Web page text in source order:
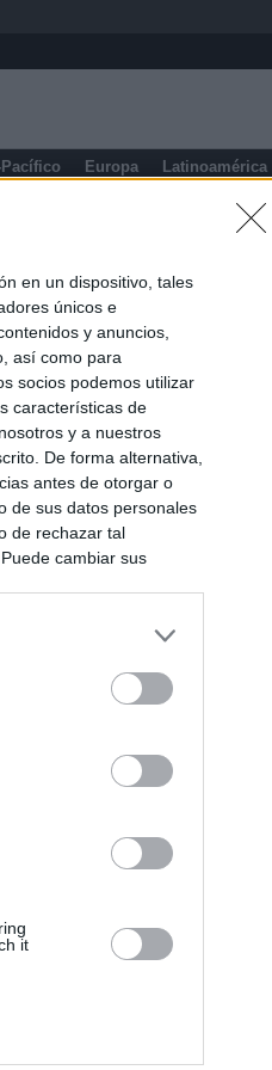
en un dispositivo, tales
únicos e
y anuncios,
así como para
socios podemos utilizar
características de
y a nuestros
De forma alternativa,
antes de otorgar o
de sus datos personales
de rechazar tal
cambiar sus
it
Europa Latinoamérica
Kiosko.netes la puerta de
Navega por las portadas de
SÍGUENOS